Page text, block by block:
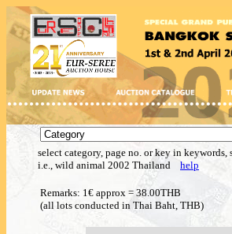
select category, page no. or key in keywords,
i.e., wild animal 2002 Thailand help
Remarks: 1€ approx = 38.00THB
(all lots conducted in Thai Baht, THB)